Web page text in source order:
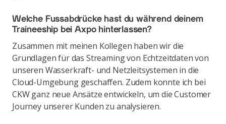
Welche Fussabdrücke hast du während deinem
Traineeship bei Axpo hinterlassen?
Zusammen mit meinen Kollegen haben wir die
Grundlagen für das Streaming von Echtzeitdaten von
unseren Wasserkraft- und Netzleitsystemen in die
Cloud-Umgebung geschaffen. Zudem konnte ich bei
CKW ganz neue Ansätze entwickeln, um die Customer
Journey unserer Kunden zu analysieren.